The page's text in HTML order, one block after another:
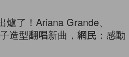
爐了！Ariana Grande、
造型翻唱新曲，網民：感動